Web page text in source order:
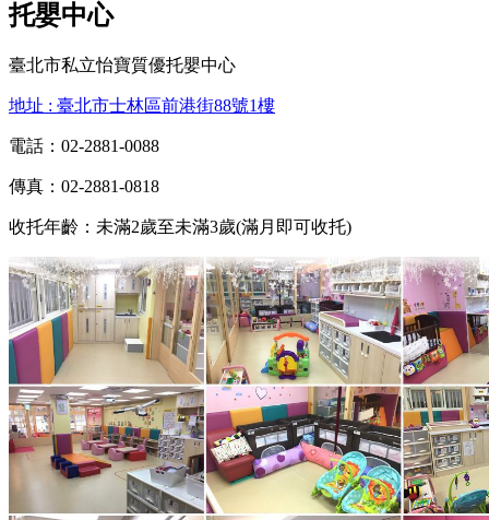
托嬰中心
臺北市私立怡寶質優托嬰中心
地址 : 臺北市士林區前港街88號1樓
電話：02-2881-0088
傳真：02-2881-0818
收托年齡：未滿2歲至未滿3歲(滿月即可收托)